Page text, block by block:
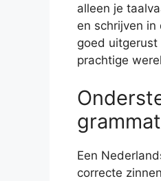
alleen je
en schrijven
goed
prachtige
Een
correcte